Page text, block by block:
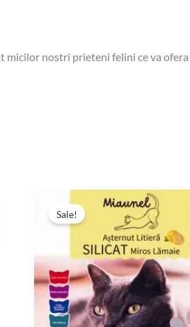
micilor nostri prieteni felini ce va
Sale!
inițial
a
26,30 lei.
Prețul
curent
este:
16,49 lei.